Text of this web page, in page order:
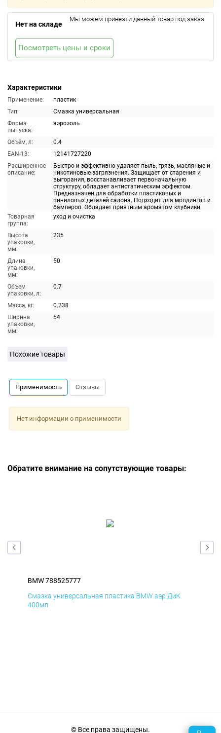
Характеристики
Применение:
пластик
Тип:
Смазка универсальная
Форма
выпуска:
аэрозоль
Объём, л:
0.4
EAN-13:
12141727220
Расширенное
описание:
Быстро и эффективно удаляет пыль, грязь, масляные и
никотиновые загрязнения. Защищает от старения и
выгорания, восстанавливает первоначальную
структуру, обладает антистатическим эффектом.
Предназначен для обработки пластиковых и
виниловых деталей салона. Подходит для молдингов и
бамперов. Обладает приятным ароматом клубники.
Товарная
группа:
уход и очистка
Высота
упаковки,
мм:
235
Длина
упаковки,
мм:
50
Объем
упаковки, л:
0.7
Масса, кг:
0.238
Ширина
упаковки,
мм:
54
Нет на складе
Мы можем привезти данный товар под заказ.
Посмотреть цены и сроки
Похожие товары
Применимость Отзывы
Нет информации о применимости
Обратите внимание на сопутствующие товары:
BMW 788525777
Смазка универсальная пластика BMW аэр ДиК
400мл
© Все права защищены.